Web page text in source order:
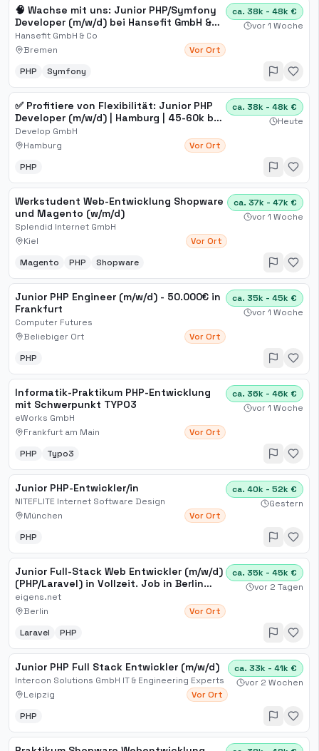
🧠 Wachse mit uns: Junior PHP/Symfony
Developer (m/w/d) bei Hansefit GmbH &
Co KG – Bremen
Hansefit GmbH & Co
Bremen
Vor Ort
ca. 38k - 48k €
vor 1 Woche
PHP Symfony
✅ Profitiere von Flexibilität: Junior PHP
Developer (m/w/d) | Hamburg | 45-60k bei
develop
Develop GmbH
Hamburg
Vor Ort
ca. 38k - 48k €
Heute
PHP
Werkstudent Web-Entwicklung Shopware
und Magento (w/m/d)
Splendid Internet GmbH
Kiel
Vor Ort
ca. 37k - 47k €
vor 1 Woche
Magento PHP Shopware
Junior PHP Engineer (m/w/d) - 50.000€ in
Frankfurt
Computer Futures
Beliebiger Ort
Vor Ort
ca. 35k - 45k €
vor 1 Woche
PHP
Informatik-Praktikum PHP-Entwicklung
mit Schwerpunkt TYPO3
eWorks GmbH
Frankfurt am Main
Vor Ort
ca. 36k - 46k €
vor 1 Woche
PHP Typo3
Junior PHP-Entwickler/in
NITEFLITE Internet Software Design
München
Vor Ort
ca. 40k - 52k €
Gestern
PHP
Junior Full-Stack Web Entwickler (m/w/d)
(PHP/Laravel) in Vollzeit. Job in Berlin
German Careers
eigens.net
Berlin
Vor Ort
ca. 35k - 45k €
vor 2 Tagen
Laravel PHP
Junior PHP Full Stack Entwickler (m/w/d)
Intercon Solutions GmbH IT & Engineering Experts
Leipzig
Vor Ort
ca. 33k - 41k €
vor 2 Wochen
PHP